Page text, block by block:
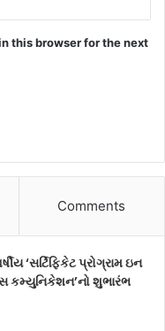
this browser for the next
Comments
‘સર્ટિફિકેટ પ્રોગ્રામ ઇન
કમ્યુનિકેશન’નો શુભારંભ